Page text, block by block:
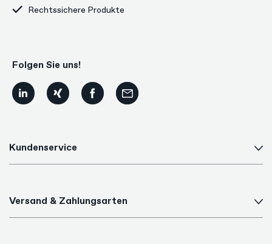
Kundenservice
Versand & Zahlungsarten
Rechtssichere Produkte
Folgen Sie uns!